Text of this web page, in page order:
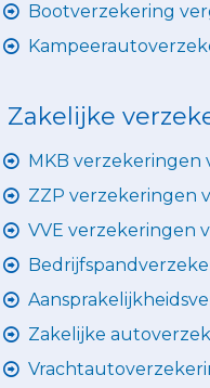
Bootverzekering
Zakelijke
MKB verzekeringen
ZZP verzekeringen
VVE verzekeringen
Zakelijke